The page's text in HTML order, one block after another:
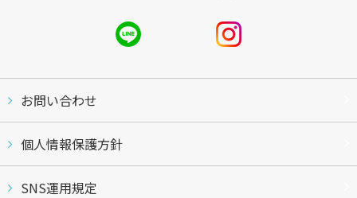
お問い合わせ
個人情報保護方針
SNS運用規定